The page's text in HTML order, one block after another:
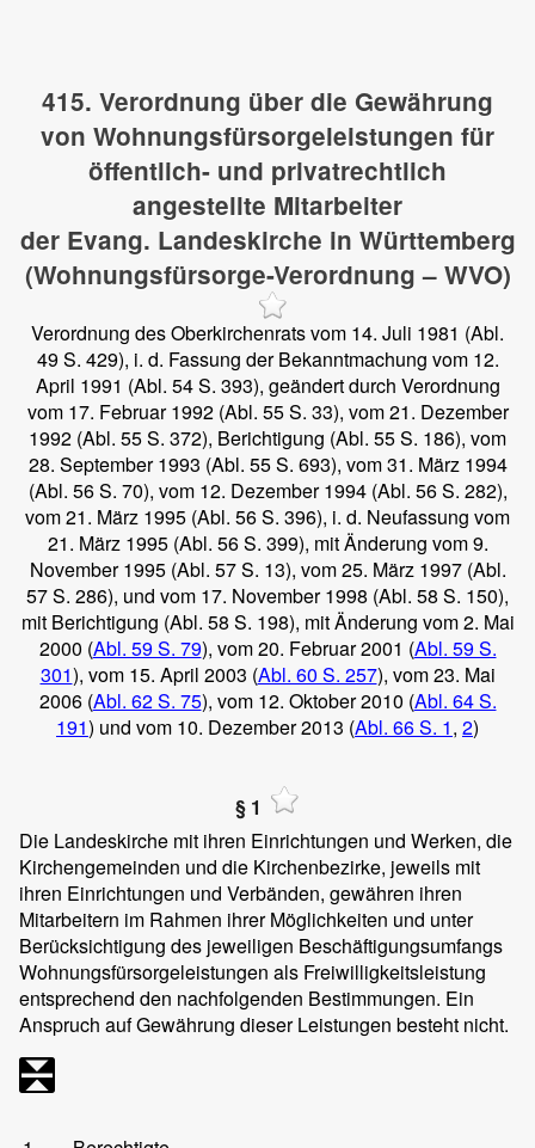
415. Verordnung über die Gewährung
von Wohnungsfürsorgeleistungen für
öffentlich- und privatrechtlich
angestellte Mitarbeiter
der Evang. Landeskirche in Württemberg
(Wohnungsfürsorge-Verordnung – WVO)
Verordnung des Oberkirchenrats vom 14. Juli 1981 (Abl.
49 S. 429), i. d. Fassung der Bekanntmachung vom 12.
April 1991 (Abl. 54 S. 393), geändert durch Verordnung
vom 17. Februar 1992 (Abl. 55 S. 33), vom 21. Dezember
1992 (Abl. 55 S. 372), Berichtigung (Abl. 55 S. 186), vom
28. September 1993 (Abl. 55 S. 693), vom 31. März 1994
(Abl. 56 S. 70), vom 12. Dezember 1994 (Abl. 56 S. 282),
vom 21. März 1995 (Abl. 56 S. 396), i. d. Neufassung vom
21. März 1995 (Abl. 56 S. 399), mit Änderung vom 9.
November 1995 (Abl. 57 S. 13), vom 25. März 1997 (Abl.
57 S. 286), und vom 17. November 1998 (Abl. 58 S. 150),
mit Berichtigung (Abl. 58 S. 198), mit Änderung vom 2. Mai
2000 (Abl. 59 S. 79), vom 20. Februar 2001 (Abl. 59 S.
301), vom 15. April 2003 (Abl. 60 S. 257), vom 23. Mai
2006 (Abl. 62 S. 75), vom 12. Oktober 2010 (Abl. 64 S.
191) und vom 10. Dezember 2013 (Abl. 66 S. 1, 2)
§ 1
Die Landeskirche mit ihren Einrichtungen und Werken, die
Kirchengemeinden und die Kirchenbezirke, jeweils mit
ihren Einrichtungen und Verbänden, gewähren ihren
Mitarbeitern im Rahmen ihrer Möglichkeiten und unter
Berücksichtigung des jeweiligen Beschäftigungsumfangs
Wohnungsfürsorgeleistungen als Freiwilligkeitsleistung
entsprechend den nachfolgenden Bestimmungen. Ein
Anspruch auf Gewährung dieser Leistungen besteht nicht.